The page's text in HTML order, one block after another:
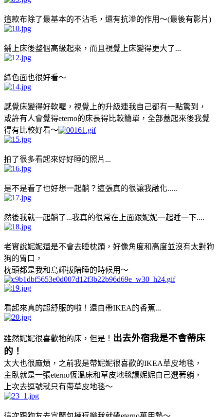
這款布除了最基本的不沾毛，還有抗滲的作用～(最後有影片)
鋪上床後整個高級起來，而且視覺上床變得更大了...
綠色面也很好看～
感覺床變得好軟喔，視覺上的升級連我自己都有一點驚到，
或許有人會覺得eterno的床長得比較簡單，全部蓋起來後我覺
得有比較好看～
拍了很多看起來好好睡的照片...
是不是看了也好想一起躺？這張真的很讓我融化.....
然後我就一起躺了...我真的很常在上面跟妮妮一起睡一下....
老實說妮妮還是不會去睡枕頭，好像角度和高度並沒有太對狗
狗的胃口，
枕頭都是我和島輝拔陪睡的時候用～
看起來真的超舒服的啦！還自帶IKEA的香蕉...
雖然妮妮很喜歡牠的床，但是！ 出去外宿我是不會帶床
的 ！
太大也很麻煩，之前我是帶妮妮很喜歡的IKEA草皮地毯，
主臥就是一張eterno恆溫床和草皮地毯讓妮妮自己選著躺，
上次去逗號就只有帶草皮地毯～